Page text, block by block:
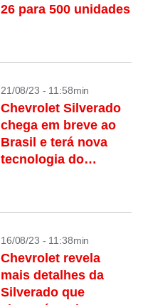
26 para 500 unidades
21/08/23 - 11:58min
Chevrolet Silverado
chega em breve ao
Brasil e terá nova
tecnologia do
16/08/23 - 11:38min
Chevrolet revela
mais detalhes da
Silverado que